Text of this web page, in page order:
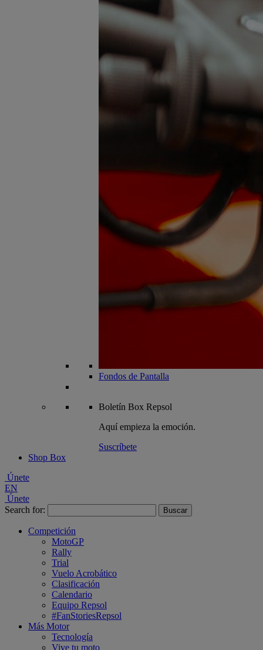
Fondos de Pantalla
Boletín Box Repsol
Aquí empieza la emoción.
Suscríbete
Shop Box
Únete
EN
Únete
Search for:
Competición
MotoGP
Rally
Trial
Vuelo Acrobático
Clasificación
Calendario
Equipo Repsol
#FanStoriesRepsol
Más Motor
Tecnología
Vive tu moto